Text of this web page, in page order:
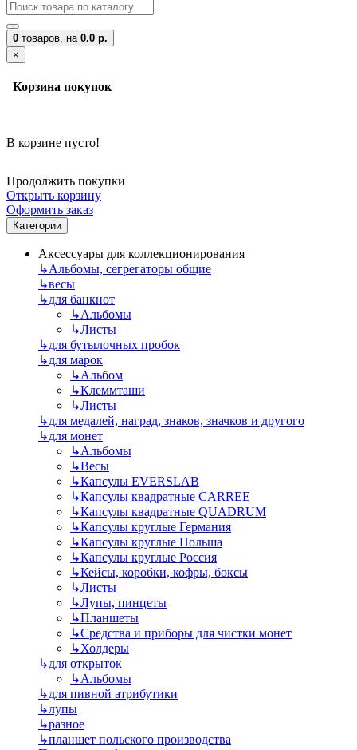
0 товаров, на 0.0 р.
×
Корзина покупок
В корзине пусто!
Продолжить покупки
Открыть корзину
Оформить заказ
Категории
Аксессуары для коллекционирования
↳Альбомы, сегрегаторы общие
↳весы
↳для банкнот
↳Альбомы
↳Листы
↳для бутылочных пробок
↳для марок
↳Альбом
↳Клеммташи
↳Листы
↳для медалей, наград, знаков, значков и другого
↳для монет
↳Альбомы
↳Весы
↳Капсулы EVERSLAB
↳Капсулы квадратные CARREE
↳Капсулы квадратные QUADRUM
↳Капсулы круглые Германия
↳Капсулы круглые Польша
↳Капсулы круглые Россия
↳Кейсы, коробки, кофры, боксы
↳Листы
↳Лупы, пинцеты
↳Планшеты
↳Средства и приборы для чистки монет
↳Холдеры
↳для открыток
↳Альбомы
↳для пивной атрибутики
↳лупы
↳разное
↳планшет польского производства